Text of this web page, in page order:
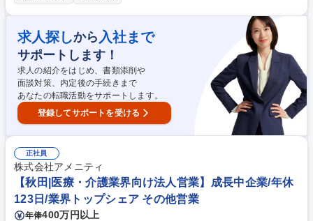
案だけでなく、人材派遣・紹介等幅広く事業展開しているため、多角的に
提案ができることもポイントの一つです。社会貢献性も高く、今後の高齢
化社会において成長が見込める産業です。 また、病院や介護施設の業務軽
減に貢献する事で、患者様、利用者様へのサービス向上に直結する為、大
変やりがいのあるお仕事です。 ★2007年の設立以来、従業員数2,600名を
超える企業に成長した優良企業！ 募集職種 ※転勤なし【大阪｜法人営
業】医療・介護業界向け/業界トップシェアの成長企業
求人探しから 入社まで
サポートします！
求人の紹介をはじめ、書類添削や
面談対策、内定後の手続きまで
あなたの転職活動をサポートします。
登録してサポートを受ける
正社員
株式会社アメニティ
【秋田|医療・介護業界向け法人営業】成長中企業/年休
123日/業界トップシェア その他営業
年俸400万円以上